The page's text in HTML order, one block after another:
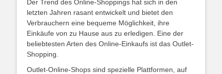
Der Trend des Online-Shoppings hat sich in den
letzten Jahren rasant entwickelt und bietet den
Verbrauchern eine bequeme Möglichkeit, ihre
Einkäufe von zu Hause aus zu erledigen. Eine der
beliebtesten Arten des Online-Einkaufs ist das Outlet-
Shopping.
Outlet-Online-Shops sind spezielle Plattformen, auf